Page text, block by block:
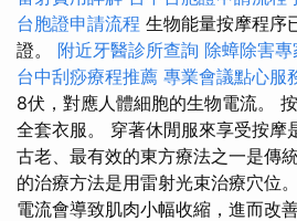
台胞證申請流程 生物能量按摩程序
證。 附近牙醫診所查詢 除蟑除害
台中刮痧療程推薦 專業會議點心服
8伏，對應人體細胞的生物電流。
全套衣服。 穿著休閒服來享受按摩
古老、最有效的東方療法之一是傳
的治療方法是用雷射光束治療穴位
電流會導致肌肉小幅收縮，進而改